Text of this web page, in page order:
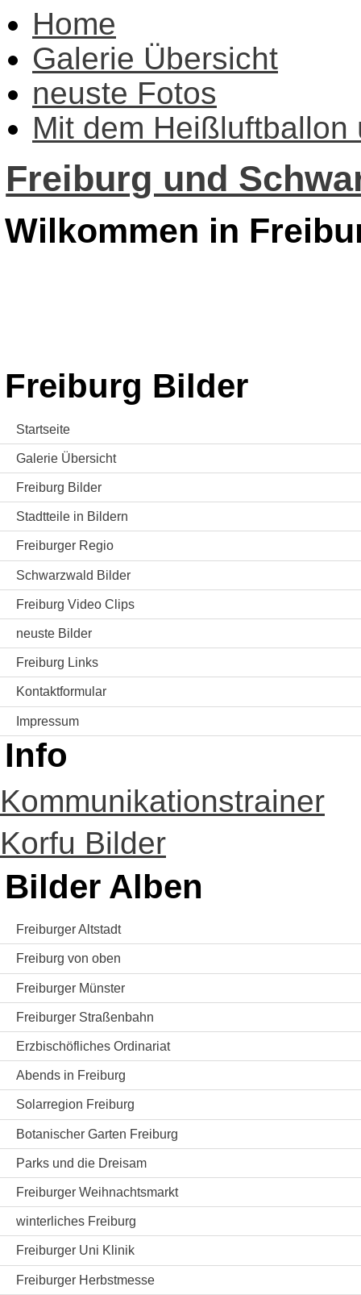
Home
Galerie Übersicht
neuste Fotos
Mit dem Heißluftballon
Freiburg und
Wilkommen in
Freiburg Bilder
Startseite
Galerie Übersicht
Freiburg Bilder
Stadtteile in Bildern
Freiburger Regio
Schwarzwald Bilder
Freiburg Video Clips
neuste Bilder
Freiburg Links
Kontaktformular
Impressum
Info
Kommunikationstrainer
Korfu Bilder
Bilder Alben
Freiburger Altstadt
Freiburg von oben
Freiburger Münster
Freiburger Straßenbahn
Erzbischöfliches Ordinariat
Abends in Freiburg
Solarregion Freiburg
Botanischer Garten Freiburg
Parks und die Dreisam
Freiburger Weihnachtsmarkt
winterliches Freiburg
Freiburger Uni Klinik
Freiburger Herbstmesse